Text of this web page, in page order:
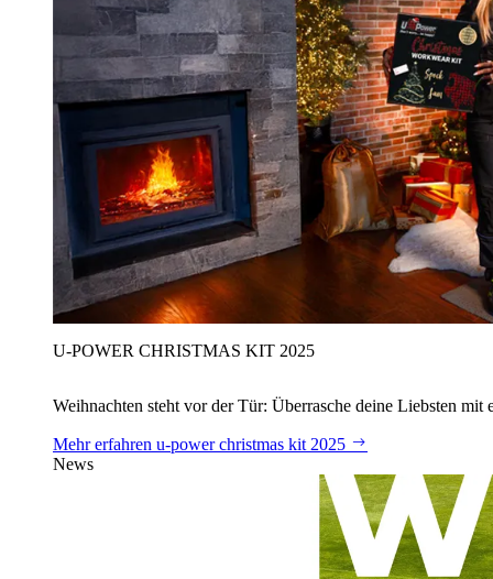
U‑POWER CHRISTMAS KIT 2025
Weihnachten steht vor der Tür: Überrasche deine Liebsten
Mehr erfahren u‑power christmas kit 2025
News